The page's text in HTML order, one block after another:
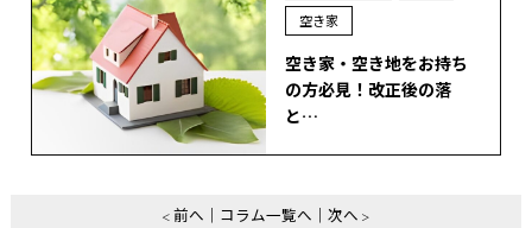
空き家
空き家・空き地をお持ち
の方必見！改正後の落
と…
前へ コラム一覧へ 次へ